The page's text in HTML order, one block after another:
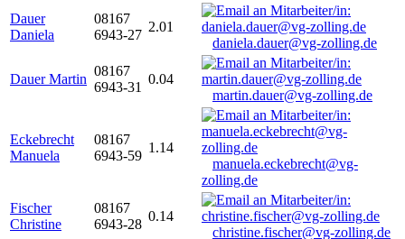
Dauer
Daniela
08167
6943-27
2.01
daniela.dauer@vg-zolling.de
Dauer Martin
08167
6943-31
0.04
martin.dauer@vg-zolling.de
Eckebrecht
Manuela
08167
6943-59
1.14
manuela.eckebrecht@vg-
zolling.de
Fischer
Christine
08167
6943-28
0.14
christine.fischer@vg-zolling.de